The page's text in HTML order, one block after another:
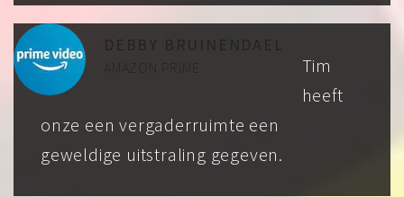
DEBBY BRUINENDAEL
Tim
heeft
onze een vergaderruimte een
geweldige uitstraling gegeven.